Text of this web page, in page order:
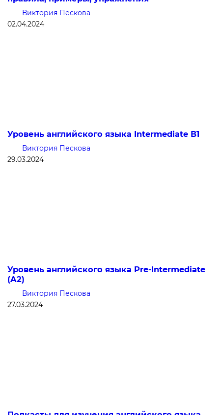
Виктория Пескова
02.04.2024
Уровень английского языка Intermediate В1
Виктория Пескова
29.03.2024
Уровень английского языка Pre-Intermediate
(A2)
Виктория Пескова
27.03.2024